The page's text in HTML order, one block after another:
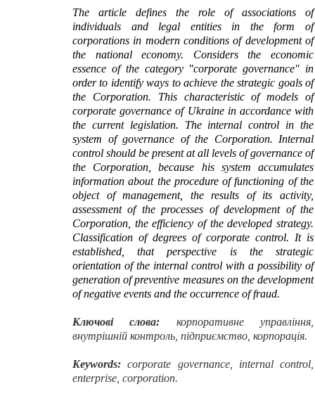
The article defines the role of associations of
individuals and legal entities in the form of
corporations in modern conditions of development of
the national economy. Considers the economic
essence of the category "corporate governance" in
order to identify ways to achieve the strategic goals of
the Corporation. This characteristic of models of
corporate governance of Ukraine in accordance with
the current legislation. The internal control in the
system of governance of the Corporation. Internal
control should be present at all levels of governance of
the Corporation, because his system accumulates
information about the procedure of functioning of the
object of management, the results of its activity,
assessment of the processes of development of the
Corporation, the efficiency of the developed strategy.
Classification of degrees of corporate control. It is
established, that perspective is the strategic
orientation of the internal control with a possibility of
generation of preventive measures on the development
of negative events and the occurrence of fraud.
Ключові слова: корпоративне управління,
внутрішній контроль, підприємство, корпорація.
Keywords: corporate governance, internal control,
enterprise, corporation.